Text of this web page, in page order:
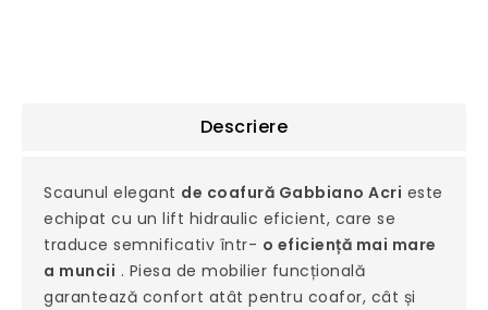
Descriere
Scaunul elegant de coafură Gabbiano Acri este
echipat cu un lift hidraulic eficient, care se
traduce semnificativ într- o eficiență mai mare
a muncii . Piesa de mobilier funcțională
garantează confort atât pentru coafor, cât și